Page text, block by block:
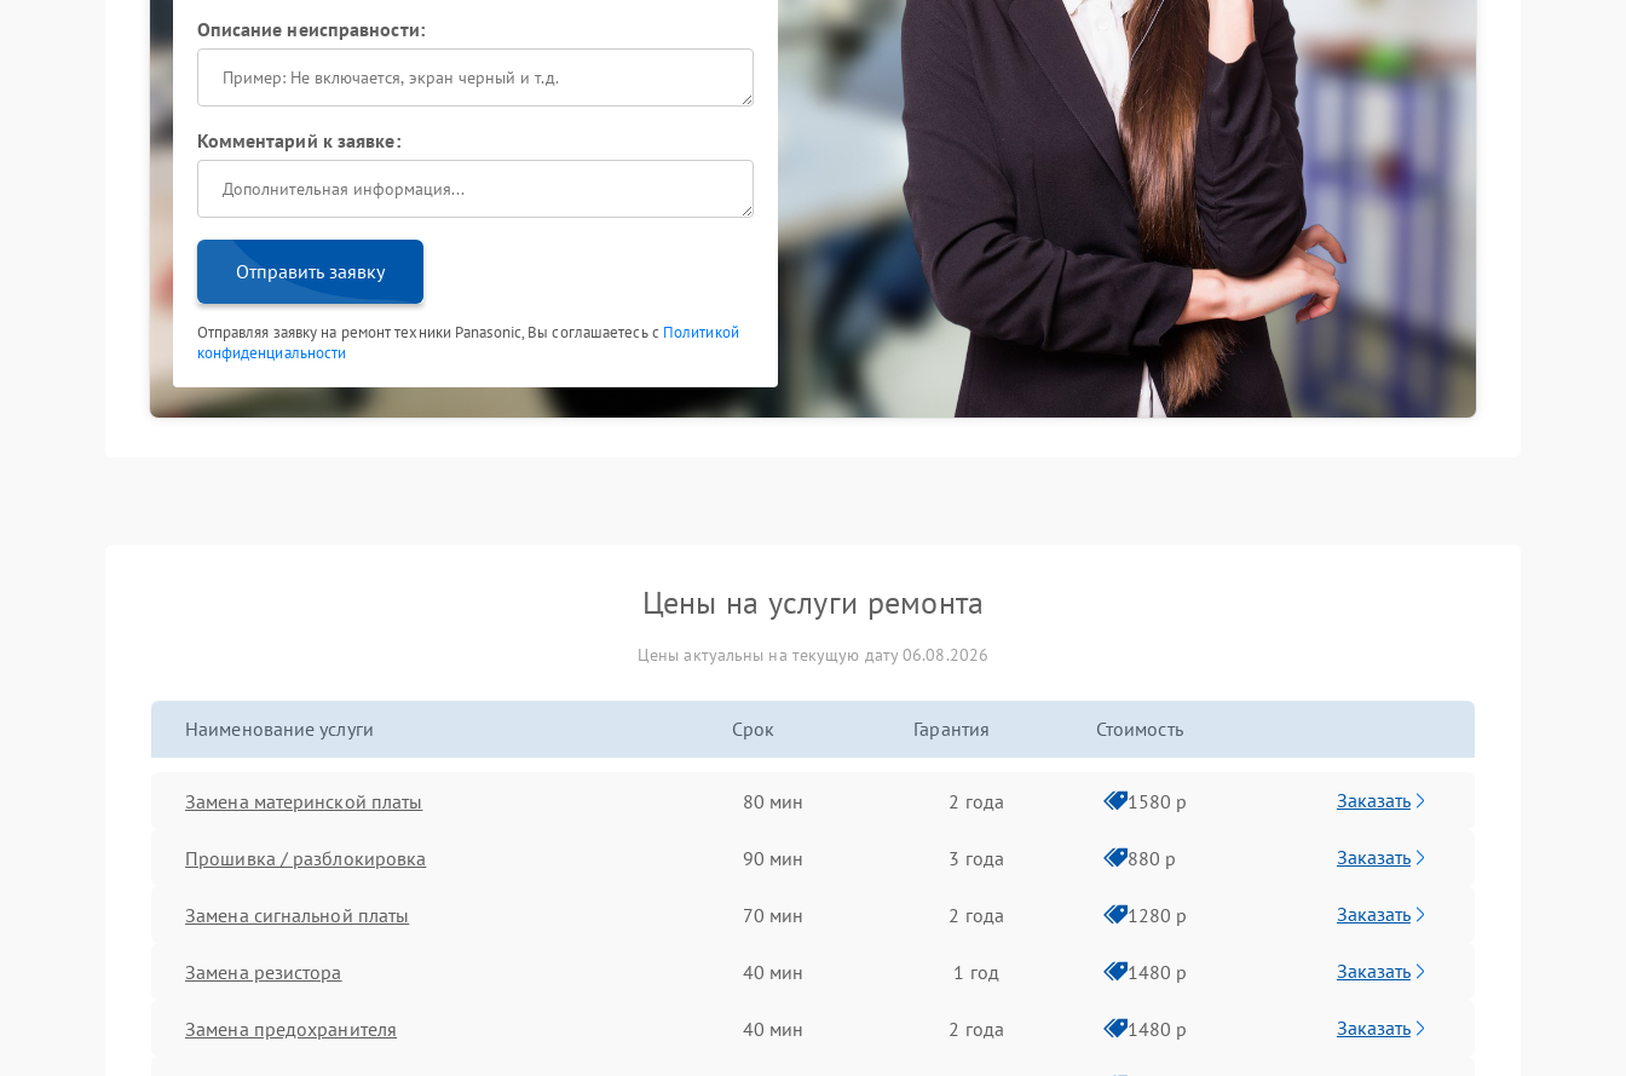
Описание неисправности:
Комментарий к заявке:
Отправить заявку
Отправляя заявку на ремонт техники Panasonic, Вы соглашаетесь с Политикой
конфиденциальности
Цены на услуги ремонта
Цены актуальны на текущую дату 06.08.2026
Наименование услуги Срок Гарантия Стоимость
Замена материнской платы 80 мин 2 года 1580 р Заказать
Прошивка / разблокировка 90 мин 3 года 880 р Заказать
Замена сигнальной платы 70 мин 2 года 1280 р Заказать
Замена резистора 40 мин 1 год 1480 р Заказать
Замена предохранителя 40 мин 2 года 1480 р Заказать